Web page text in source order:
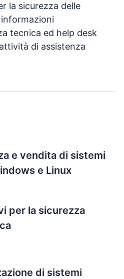
la sicurezza delle
tecnica ed help desk
di assistenza
e vendita di sistemi
e Linux
per la sicurezza
di sistemi